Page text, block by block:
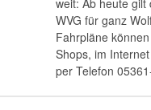
weit: Ab heute
WVG für ganz
Fahrpläne
Shops, im
per Telefon